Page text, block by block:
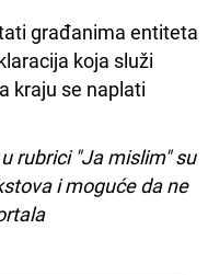
građanima entiteta
koja služi
kraju se naplati
rubrici "Ja mislim" su
i moguće da ne